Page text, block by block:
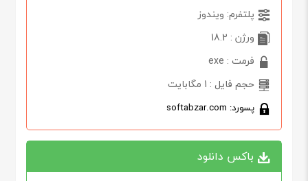
پلتفرم: ویندوز
ورژن : 18.2
فرمت : exe
حجم فایل : 1 مگابایت
پسورد: softabzar.com
باکس دانلود